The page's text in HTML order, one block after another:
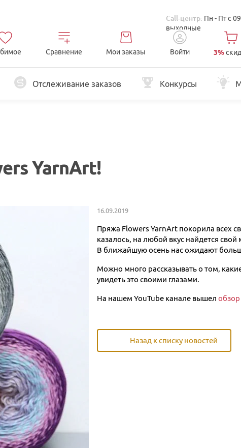
Call-центр: Пн - Пт с
выходные
Сравнение Мои заказы Войти 3%
Отслеживание заказов Конкурсы
YarnArt!
16.09.2019
Пряжа Flowers YarnArt покорила всех
казалось, на любой вкус найдется
В ближайшую осень нас ожидают
Можно много рассказывать о том,
увидеть это своими глазами.
На нашем YouTube канале вышел
Назад к списку новостей